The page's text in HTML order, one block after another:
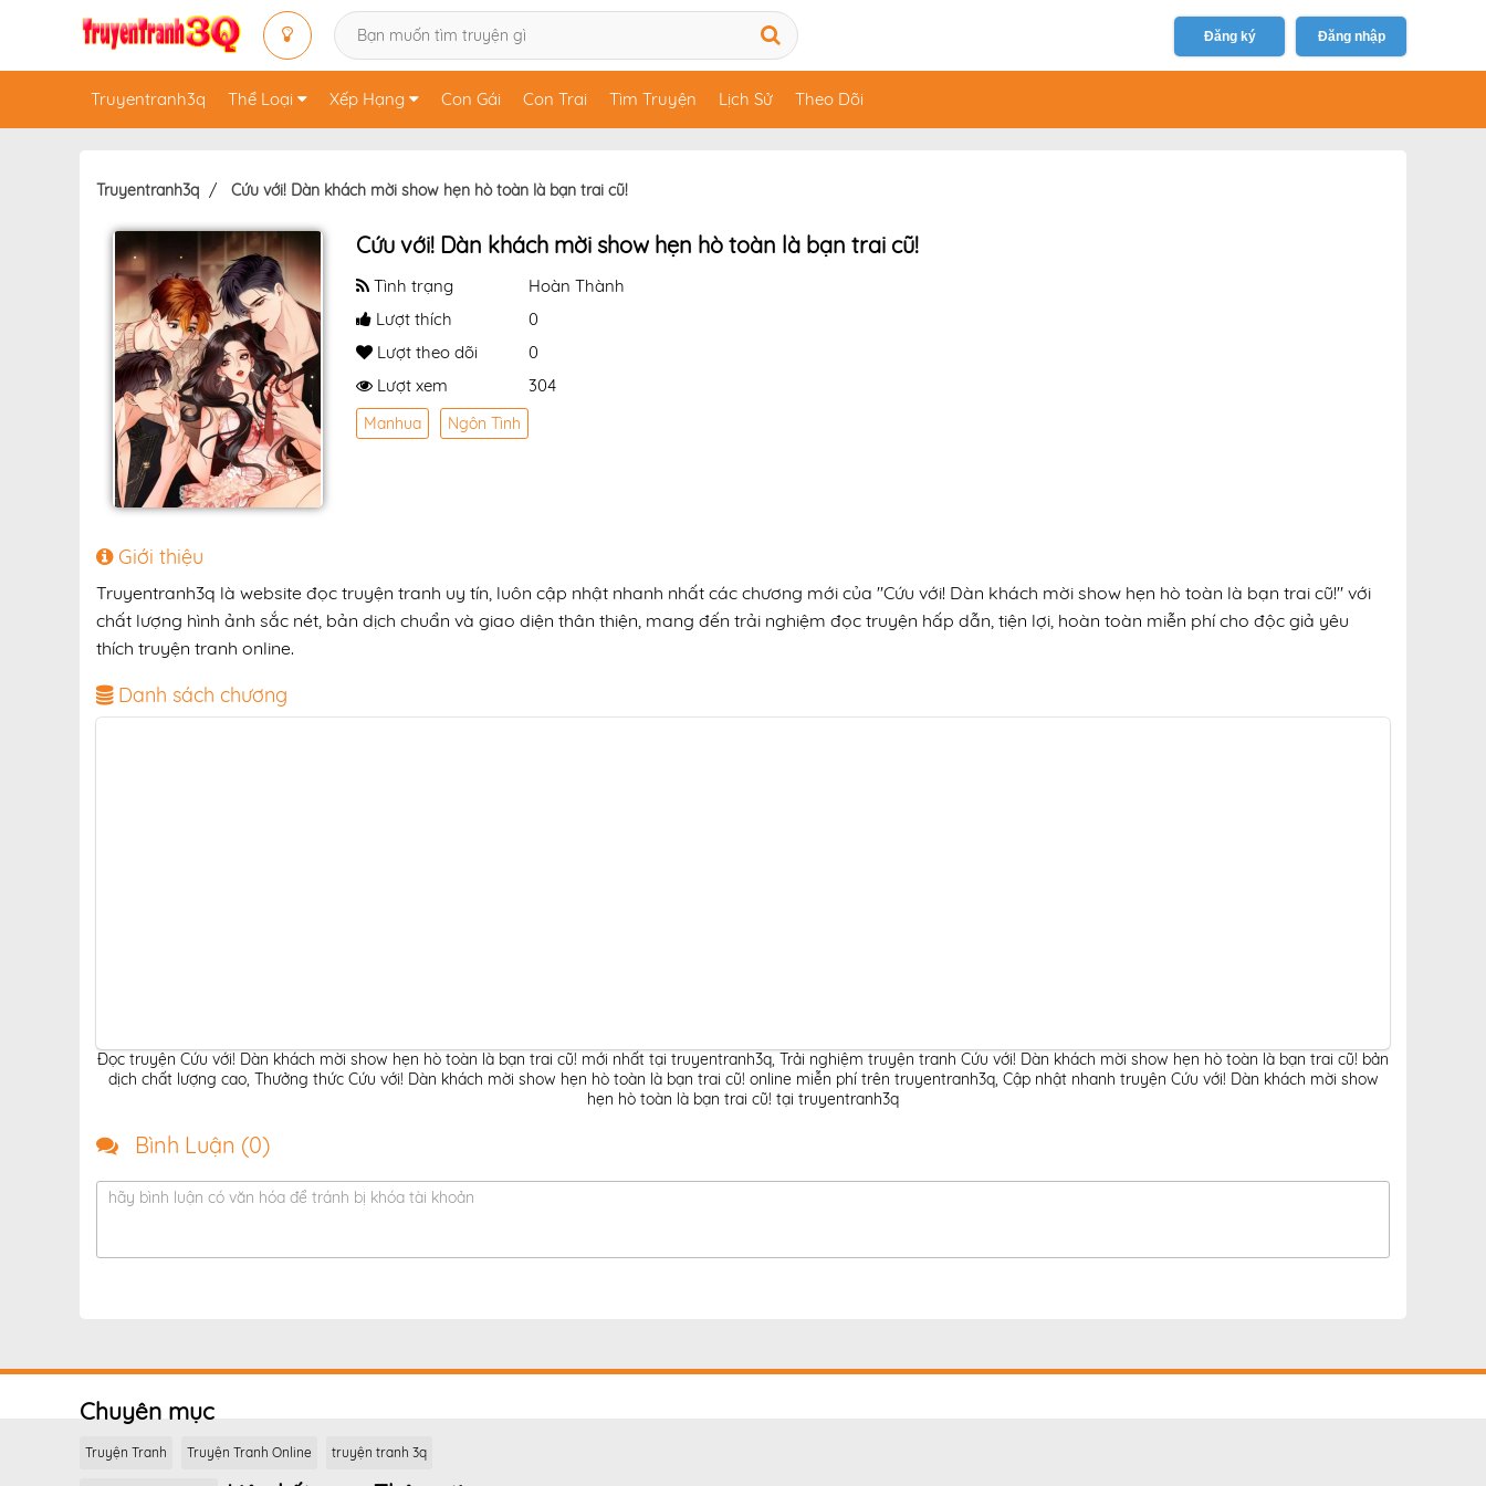
Đăng ký Đăng nhập
Truyentranh3q Thể Loại Xếp Hạng Con Gái Con Trai Tìm Truyện Lịch Sử Theo Dõi
Truyentranh3q Cứu với! Dàn khách mời show hẹn hò toàn là bạn trai cũ!
Cứu với! Dàn khách mời show hẹn hò toàn là bạn trai cũ!
Tình trạng
Hoàn Thành
Lượt thích
0
Lượt theo dõi
0
Lượt xem
304
Manhua Ngôn Tình
Giới thiệu
Truyentranh3q là website đọc truyện tranh uy tín, luôn cập nhật nhanh nhất các chương mới của "Cứu với! Dàn khách mời show hẹn hò toàn là bạn trai cũ!" với
chất lượng hình ảnh sắc nét, bản dịch chuẩn và giao diện thân thiện, mang đến trải nghiệm đọc truyện hấp dẫn, tiện lợi, hoàn toàn miễn phí cho độc giả yêu
thích truyện tranh online.
Danh sách chương
Đọc truyện Cứu với! Dàn khách mời show hẹn hò toàn là bạn trai cũ! mới nhất tại truyentranh3q, Trải nghiệm truyện tranh Cứu với! Dàn khách mời show hẹn hò toàn là bạn trai cũ! bản
dịch chất lượng cao, Thưởng thức Cứu với! Dàn khách mời show hẹn hò toàn là bạn trai cũ! online miễn phí trên truyentranh3q, Cập nhật nhanh truyện Cứu với! Dàn khách mời show
hẹn hò toàn là bạn trai cũ! tại truyentranh3q
Bình Luận (0)
hãy bình luận có văn hóa để tránh bị khóa tài khoản
Chuyên mục
Truyện Tranh Truyện Tranh Online truyện tranh 3q